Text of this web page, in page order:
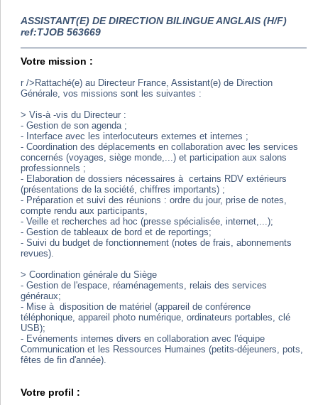
ASSISTANT(E) DE DIRECTION BILINGUE ANGLAIS (H/F)
ref:TJOB 563669
Votre mission :
r />Rattaché(e) au Directeur France, Assistant(e) de Direction
Générale, vos missions sont les suivantes :
> Vis-à -vis du Directeur :
- Gestion de son agenda ;
- Interface avec les interlocuteurs externes et internes ;
- Coordination des déplacements en collaboration avec les services
concernés (voyages, siège monde,...) et participation aux salons
professionnels ;
- Elaboration de dossiers nécessaires à certains RDV extérieurs
(présentations de la société, chiffres importants) ;
- Préparation et suivi des réunions : ordre du jour, prise de notes,
compte rendu aux participants,
- Veille et recherches ad hoc (presse spécialisée, internet,...);
- Gestion de tableaux de bord et de reportings;
- Suivi du budget de fonctionnement (notes de frais, abonnements
revues).
> Coordination générale du Siège
- Gestion de l'espace, réaménagements, relais des services
généraux;
- Mise à disposition de matériel (appareil de conférence
téléphonique, appareil photo numérique, ordinateurs portables, clé
USB);
- Evénements internes divers en collaboration avec l'équipe
Communication et les Ressources Humaines (petits-déjeuners, pots,
fêtes de fin d'année).
Votre profil :